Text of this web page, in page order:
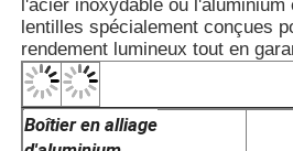
· Zone
· Pour
l'acier inoxydable ou l'aluminium
lentilles spécialement conçues
rendement lumineux tout en